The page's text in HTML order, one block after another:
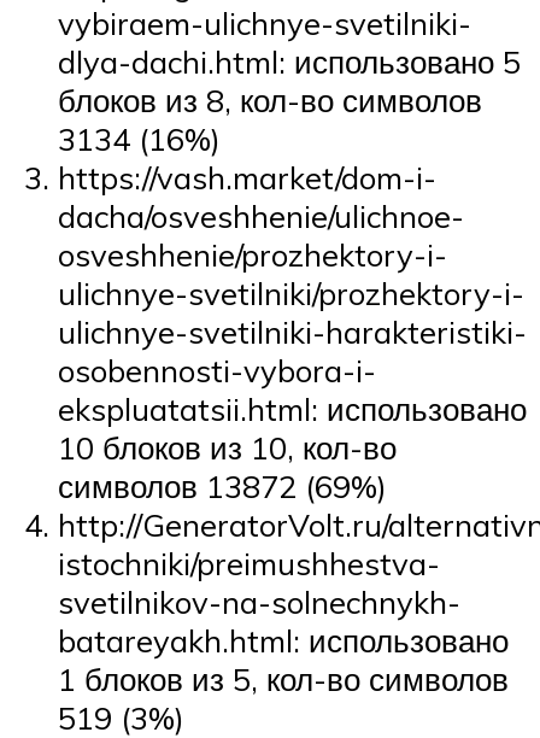
vybiraem-ulichnye-svetilniki-
dlya-dachi.html: использовано 5
блоков из 8, кол-во символов
3134 (16%)
https://vash.market/dom-i-
dacha/osveshhenie/ulichnoe-
osveshhenie/prozhektory-i-
ulichnye-svetilniki/prozhektory-i-
ulichnye-svetilniki-harakteristiki-
osobennosti-vybora-i-
ekspluatatsii.html: использовано
10 блоков из 10, кол-во
символов 13872 (69%)
http://GeneratorVolt.ru/
istochniki/preimushhestva-
svetilnikov-na-solnechnykh-
batareyakh.html: использовано
1 блоков из 5, кол-во символов
519 (3%)